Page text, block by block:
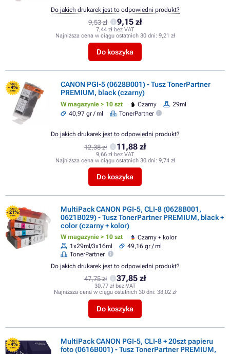
9,53 zł 9,15 zł
7,44 zł bez VAT
Najniższa cena w ciągu ostatnich 30 dni: 9,21 zł
Do koszyka
Do jakich drukarek jest to odpowiedni produkt?
FLASH
- 4%
SALE
CANON PGI-5 (0628B001) - Tusz TonerPartner
PREMIUM, black (czarny)
W magazynie > 10 szt Czarny
29ml
40,97 gr / ml
TonerPartner
12,38 zł 11,88 zł
9,66 zł bez VAT
Najniższa cena w ciągu ostatnich 30 dni: 9,74 zł
Do koszyka
Do jakich drukarek jest to odpowiedni produkt?
FLASH
- 21%
SALE
MultiPack CANON PGI-5, CLI-8 (0628B001,
0621B029) - Tusz TonerPartner PREMIUM, black +
color (czarny + kolor)
W magazynie > 10 szt
Czarny + kolor
1x29ml/3x16ml
49,16 gr / ml
TonerPartner
47,75 zł 37,85 zł
30,77 zł bez VAT
Najniższa cena w ciągu ostatnich 30 dni: 38,02 zł
Do koszyka
Do jakich drukarek jest to odpowiedni produkt?
FLASH
- 4%
SALE
MultiPack CANON PGI-5, CLI-8 + 20szt papieru
foto (0616B001) - Tusz TonerPartner PREMIUM,